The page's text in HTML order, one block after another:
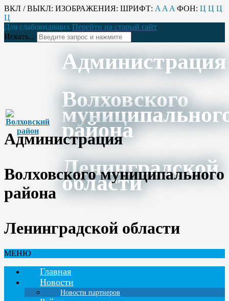
ВКЛ / ВЫКЛ: ИЗОБРАЖЕНИЯ: ШРИФТ: A A A ФОН: Ц Ц Ц
Ц
Для слабовидящих Перейти на старый сайт
Искать...
Администрация
Волховского
района
Ленинградской
области
Администрация
Волховского муниципального
района
Ленинградской области
МЕНЮ
Главная
Новости
Новости партнеров